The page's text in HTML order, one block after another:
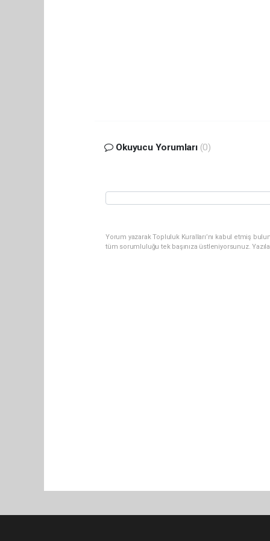
Okuyucu Yorumları (0)
Yorum yazarak Topluluk Kuralları’nı kabul etmiş
tüm sorumluluğu tek başınıza üstleniyorsunuz.